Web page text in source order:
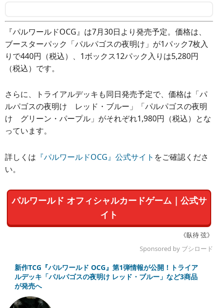
『パルワールドOCG』は7月30日より発売予定。価格は、
ブースターパック「パルパゴスの夜明け」が1パック7枚入
りで440円（税込）、1ボックス12パック入りは5,280円
（税込）です。
さらに、トライアルデッキも同日発売予定で、価格は「パ
ルパゴスの夜明け レッド・ブルー」「パルパゴスの夜明
け グリーン・パープル」がそれぞれ1,980円（税込）とな
っています。
詳しくは 『パルワールドOCG』公式サイト をご確認くださ
い。
パルワールド オフィシャルカードゲーム｜公式サ
イト
《臥待 弦》
Sponsored by ブシロード
新作TCG『パルワールド OCG』第1弾情報が公開！トライア
ルデッキ「パルパゴスの夜明け レッド・ブルー」など3商品
が発売へ